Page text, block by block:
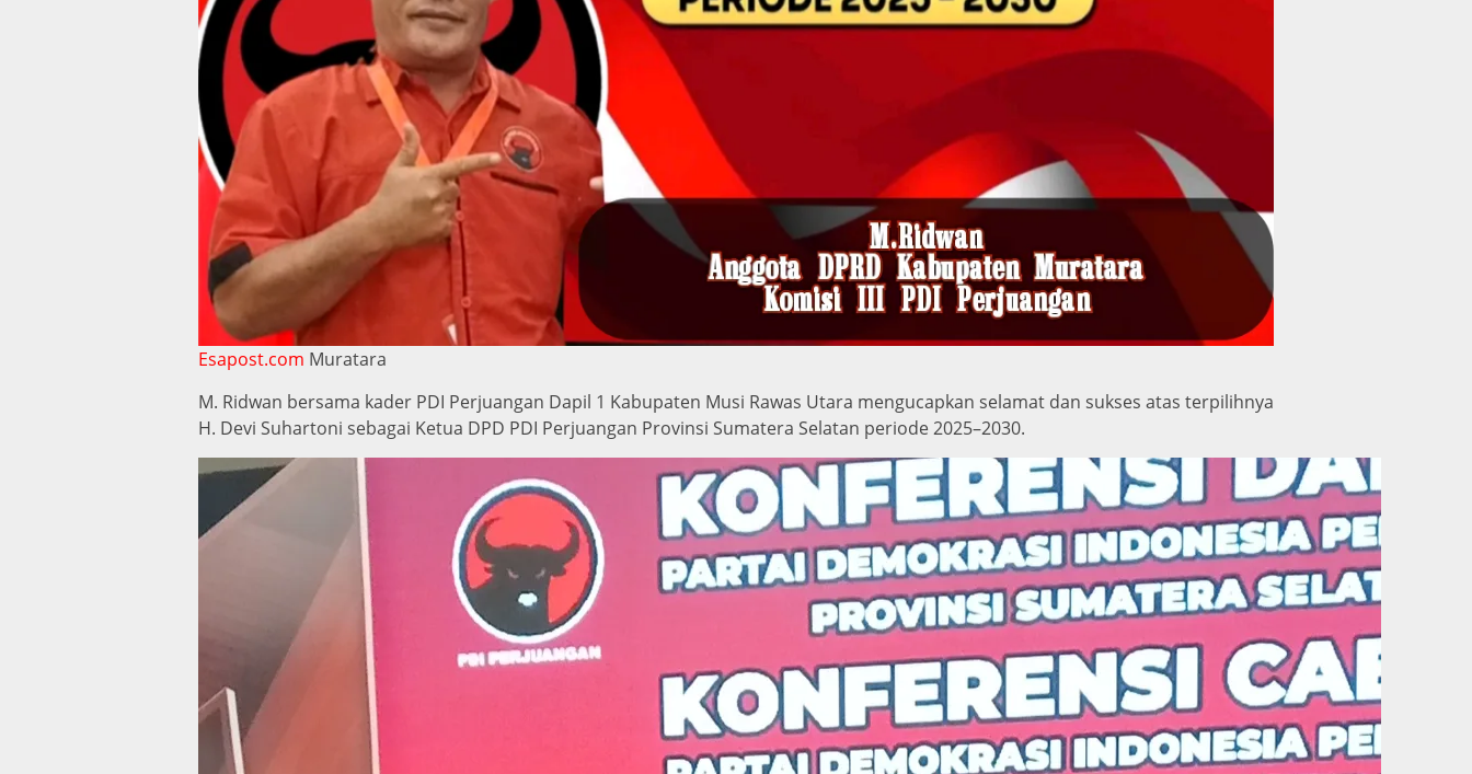
Esapost.com Muratara
M. Ridwan bersama kader PDI Perjuangan Dapil 1 Kabupaten Musi Rawas Utara mengucapkan selamat dan sukses atas terpilihnya
H. Devi Suhartoni sebagai Ketua DPD PDI Perjuangan Provinsi Sumatera Selatan periode 2025–2030.